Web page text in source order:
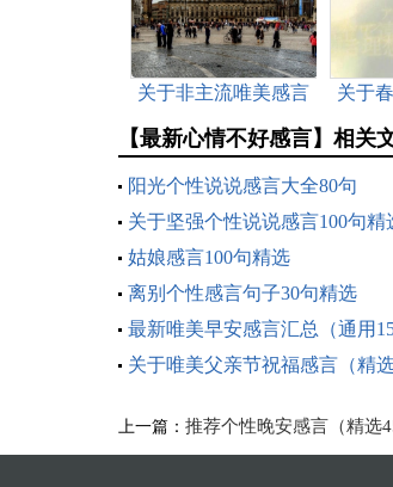
关于非主流唯美感言
关于
【最新心情不好感言】相关
阳光个性说说感言大全80句
关于坚强个性说说感言100句精
姑娘感言100句精选
离别个性感言句子30句精选
最新唯美早安感言汇总（通用
关于唯美父亲节祝福感言（精选
上一篇： 推荐个性晚安感言（精选